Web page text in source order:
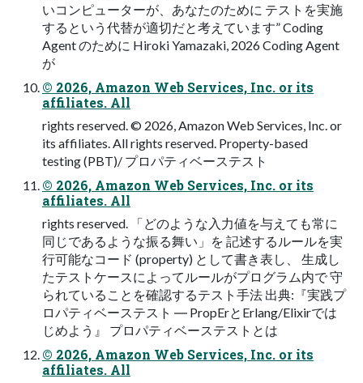
いコンピューターが、あなたのために テストを実施
するという代替が適切だと考えています” Coding
Agent のために Hiroki Yamazaki, 2026 Coding Agent
が
© 2026, Amazon Web Services, Inc. or its
affiliates. All
rights reserved. © 2026, Amazon Web Services, Inc. or
its affiliates. All rights reserved. Property-based
testing (PBT)/ プロパティベーステスト
© 2026, Amazon Web Services, Inc. or its
affiliates. All
rights reserved. 「どのような⼊⼒値を与えても常に
同じであるような振る舞い」を 記述するルールを実
⾏可能なコード (property) として書き表し、 ⽣成し
たテストケースによってルールがプログラム内で 守
られていることを確認するテスト⼿法 出典:『実践プ
ロパティベーステスト ― PropErとErlang/Elixirでは
じめよう』 プロパティベーステストとは
© 2026, Amazon Web Services, Inc. or its
affiliates. All